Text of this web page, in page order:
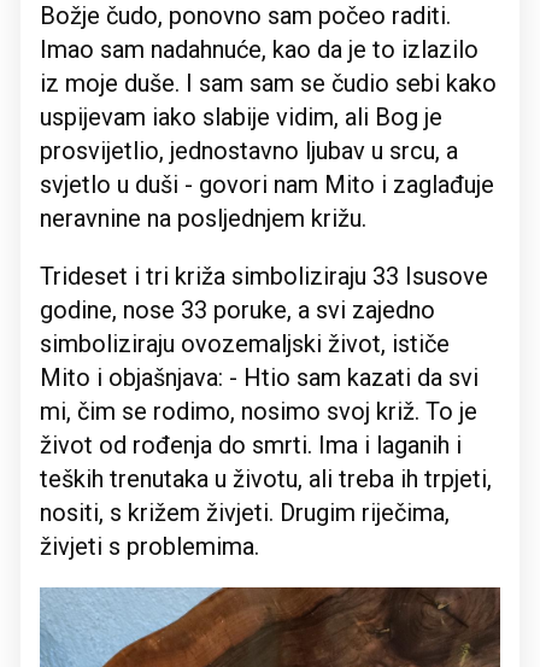
Božje čudo, ponovno sam počeo raditi.
Imao sam nadahnuće, kao da je to izlazilo
iz moje duše. I sam sam se čudio sebi kako
uspijevam iako slabije vidim, ali Bog je
prosvijetlio, jednostavno ljubav u srcu, a
svjetlo u duši - govori nam Mito i zaglađuje
neravnine na posljednjem križu.
Trideset i tri križa simboliziraju 33 Isusove
godine, nose 33 poruke, a svi zajedno
simboliziraju ovozemaljski život, ističe
Mito i objašnjava: - Htio sam kazati da svi
mi, čim se rodimo, nosimo svoj križ. To je
život od rođenja do smrti. Ima i laganih i
teških trenutaka u životu, ali treba ih trpjeti,
nositi, s križem živjeti. Drugim riječima,
živjeti s problemima.